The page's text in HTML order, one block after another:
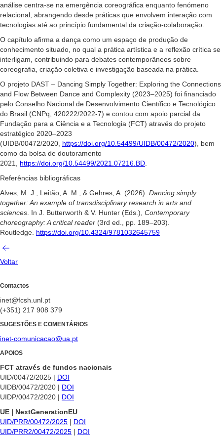
análise centra-se na emergência coreográfica enquanto fenómeno
relacional, abrangendo desde práticas que envolvem interação com
tecnologias até ao princípio fundamental da criação-colaboração.
O capítulo afirma a dança como um espaço de produção de
conhecimento situado, no qual a prática artística e a reflexão crítica se
interligam, contribuindo para debates contemporâneos sobre
coreografia, criação coletiva e investigação baseada na prática.
O projeto DAST – Dancing Simply Together: Exploring the Connections
and Flow Between Dance and Complexity (2023–2025) foi financiado
pelo Conselho Nacional de Desenvolvimento Científico e Tecnológico
do Brasil (CNPq, 420222/2022-7) e contou com apoio parcial da
Fundação para a Ciência e a Tecnologia (FCT) através do projeto
estratégico 2020–2023
(UIDB/00472/2020, https://doi.org/10.54499/UIDB/00472/2020), bem
como da bolsa de doutoramento
2021, https://doi.org/10.54499/2021.07216.BD
Referências bibliográficas
Alves, M. J., Leitão, A. M., & Gehres, A. (2026). Dancing simply
together: An example of transdisciplinary research in arts and
sciences . In J. Butterworth & V. Hunter (Eds.), Contemporary
choreography: A critical reader (3rd ed., pp. 189–203).
Routledge. https://doi.org/10.4324/9781032645759
Voltar
Contactos
inet@fcsh.unl.pt
(+351) 217 908 379
SUGESTÕES E COMENTÁRIOS
inet-comunicacao@ua.pt
APOIOS
FCT através de fundos nacionais
UID/00472/2025 | DOI
UIDB/00472/2020 | DOI
UIDP/00472/2020 | DOI
UE | NextGenerationEU
UID/PRR/00472/2025 | DOI
UID/PRR2/00472/2025 | DOI